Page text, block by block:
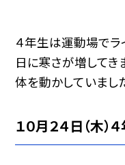
４年生は運動場でラ
日に寒さが増してき
体を動かしていまし
１０月２４日（木